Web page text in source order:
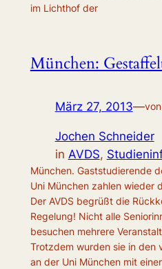
im Lichthof der
München:
März 27, 2013—von
Jochen Schneider
in AVDS,
München. Gaststudierende
Uni München zahlen wieder
Der AVDS begrüßt die
Regelung! Nicht alle
besuchen mehrere
Trotzdem wurden sie in den
an der Uni München mit